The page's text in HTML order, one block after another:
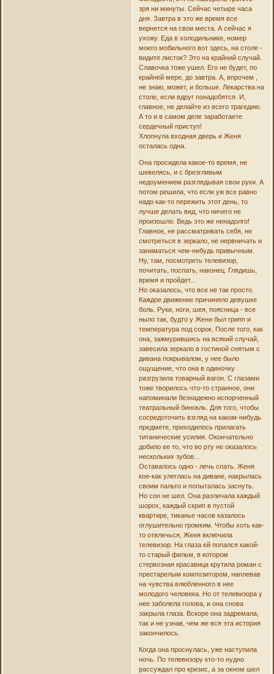
зря ни минуты. Сейчас четыре часа
дня. Завтра в это же время все
вернется на свои места. А сейчас я
ухожу. Еда в холодильнике, номер
моего мобильного вот здесь, на столе -
видите листок? Это на крайний случай.
Славочка тоже ушел. Его не будет, по
крайней мере, до завтра. А, впрочем ,
не знаю, может, и больше. Лекарства на
столе, если вдруг понадобятся. И,
главное, не делайте из всего трагедию.
А то и в самом деле заработаете
сердечный приступ!
Хлопнула входная дверь и Женя
осталась одна.
Она просидела какое-то время, не
шевелясь, и с брезгливым
недоумением разглядывая свои руки. А
потом решила, что если уж все равно
надо как-то пережить этот день, то
лучше делать вид, что ничего не
произошло. Ведь это же ненадолго!
Главное, не рассматривать себя, не
смотреться в зеркало, не нервничать и
заниматься чем-нибудь привычным.
Ну, там, посмотреть телевизор,
почитать, поспать, наконец. Глядишь,
время и пройдет...
Но оказалось, что все не так просто.
Каждое движение причиняло девушке
боль. Руки, ноги, шея, поясница - все
ныло так, будто у Жени был грипп и
температура под сорок. После того, как
она, зажмурившись на всякий случай,
завесила зеркало в гостиной снятым с
дивана покрывалом, у нее было
ощущение, что она в одиночку
разгрузила товарный вагон. С глазами
тоже творилось что-то странное, они
напоминали безнадежно испорченный
театральный бинокль. Для того, чтобы
сосредоточить взгляд на каком-нибудь
предмете, приходилось прилагать
титанические усилия. Окончательно
добило ее то, что во рту не оказалось
нескольких зубов...
Оставалось одно - лечь спать. Женя
кое-как улеглась на диване, накрылась
своим пальто и попыталась заснуть.
Но сон не шел. Она различала каждый
шорох, каждый скрип в пустой
квартире, тиканье часов казалось
оглушительно громким. Чтобы хоть как-
то отвлечься, Женя включила
телевизор. На глаза ей попался какой-
то старый фильм, в котором
стервозная красавица крутила роман с
престарелым композитором, наплевав
на чувства влюбленного в нее
молодого человека. Но от телевизора у
нее заболела голова, и она снова
закрыла глаза. Вскоре она задремала,
так и не узнав, чем же вся эта история
закончилось.
Когда она проснулась, уже наступила
ночь. По телевизору кто-то нудно
рассуждал про кризис, а за окном шел